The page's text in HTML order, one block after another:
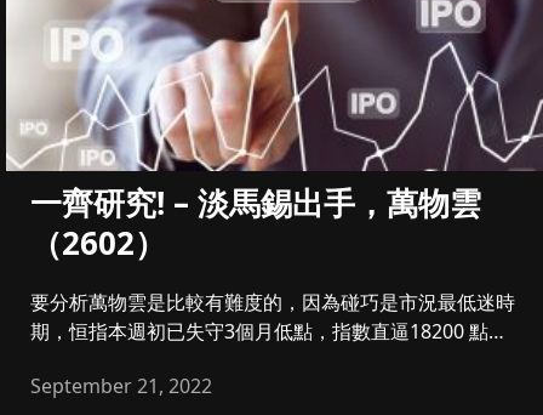
一齊研究! – 淡馬錫出手，萬物雲
（2602）
要分析萬物雲是比較有難度的，因為碰巧是市況最低迷時
期，恒指本週初已失守3個月低點，指數直逼18200 點最
September 21, 2022